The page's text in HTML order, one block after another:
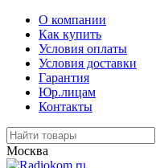
О компании
Как купить
Условия оплаты
Условия доставки
Гарантия
Юр.лицам
Контакты
Москва